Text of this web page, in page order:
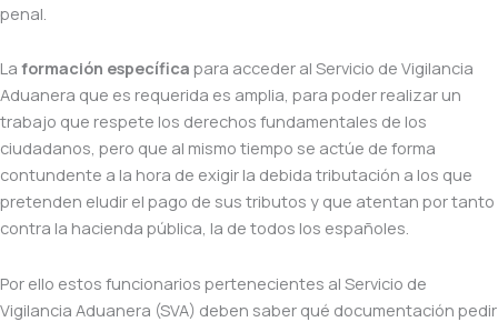
penal.
La formación específica para acceder al Servicio de Vigilancia
Aduanera que es requerida es amplia, para poder realizar un
trabajo que respete los derechos fundamentales de los
ciudadanos, pero que al mismo tiempo se actúe de forma
contundente a la hora de exigir la debida tributación a los que
pretenden eludir el pago de sus tributos y que atentan por tanto
contra la hacienda pública, la de todos los españoles.
Por ello estos funcionarios pertenecientes al Servicio de
Vigilancia Aduanera (SVA) deben saber qué documentación pedir